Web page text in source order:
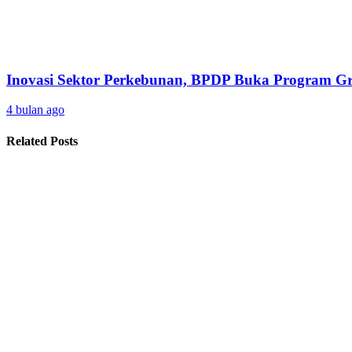
Inovasi Sektor Perkebunan, BPDP Buka Program
4 bulan ago
Related Posts